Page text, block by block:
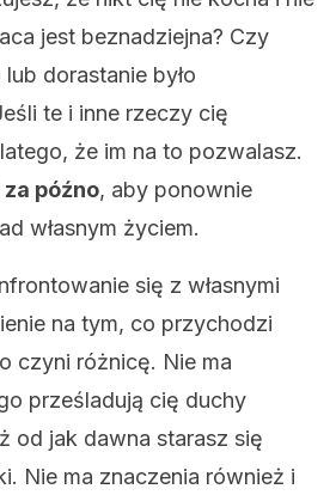
jest beznadziejna? Czy
dorastanie było
te i inne rzeczy cię
że im na to pozwalasz.
późno, aby ponownie
własnym życiem.
się z własnymi
na tym, co przychodzi
czyni różnicę. Nie ma
prześladują cię duchy
od jak dawna starasz się
Nie ma znaczenia również i